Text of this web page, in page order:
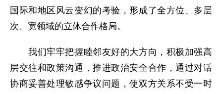
国际和地区风云变幻的考验，形成了全方位、多层
次、宽领域的立体合作格局。
我们牢牢把握睦邻友好的大方向，积极加强高
层交往和政策沟通，推进政治安全合作，通过对话
协商妥善处理敏感争议问题，使双方关系不受一时